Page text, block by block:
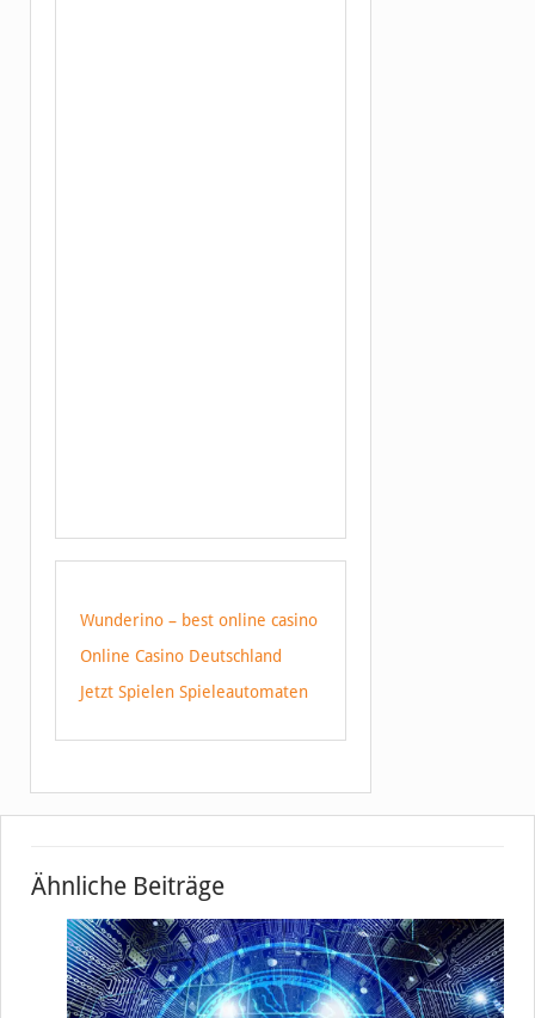
Wunderino – best online casino
Online Casino Deutschland
Jetzt Spielen Spieleautomaten
Ähnliche Beiträge